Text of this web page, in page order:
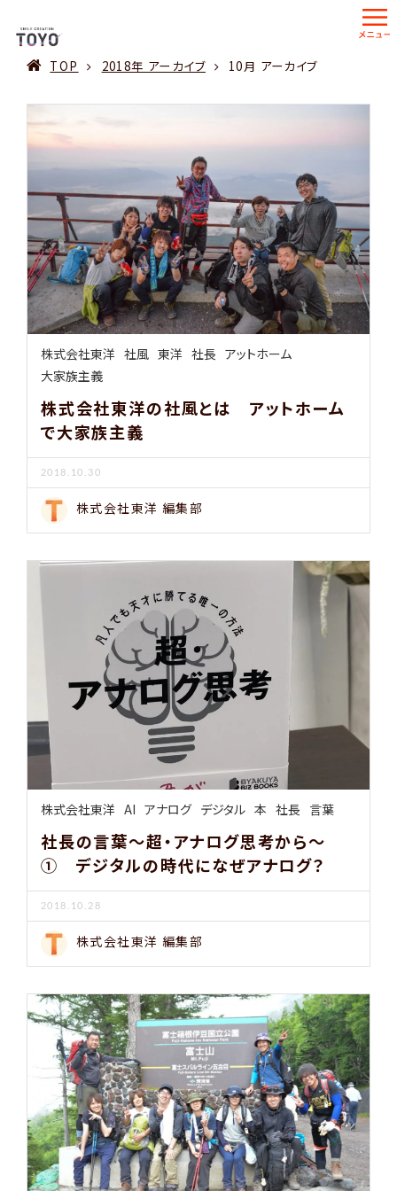
TOP 2018年 アーカイブ 10月 アーカイブ
株式会社東洋 社風 東洋 社長 アットホーム
大家族主義
株式会社東洋の社風とは アットホーム
で大家族主義
2018.10.30
株式会社東洋 編集部
株式会社東洋 AI アナログ デジタル 本 社長 言葉
社長の言葉～超・アナログ思考から～
① デジタルの時代になぜアナログ？
2018.10.28
株式会社東洋 編集部